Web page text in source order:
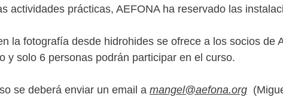
actividades prácticas, AEFONA ha reservado las
la fotografía desde hidrohides se ofrece a los socios
y solo 6 personas podrán participar en el curso.
se deberá enviar un email a mangel@aefona.org